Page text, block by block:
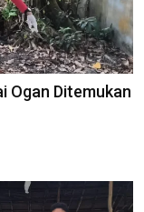
Ogan Ditemukan